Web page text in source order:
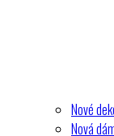
Nové
Nová